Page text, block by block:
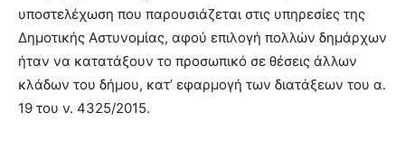
υποστελέχωση που παρουσιάζεται στις υπηρεσίες της
Δημοτικής Αστυνομίας, αφού επιλογή πολλών δημάρχων
ήταν να κατατάξουν το προσωπικό σε θέσεις άλλων
κλάδων του δήμου, κατ’ εφαρμογή των διατάξεων του α.
19 του ν. 4325/2015.